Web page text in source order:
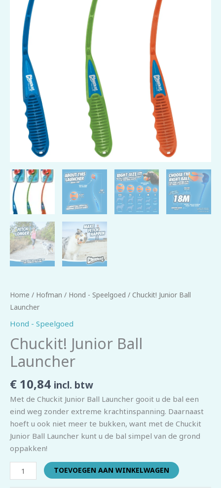
Home / Hofman / Hond - Speelgoed / Chuckit! Junior Ball
Launcher
Hond - Speelgoed
Chuckit! Junior Ball
Launcher
€ 10,84 incl. btw
Met de Chuckit Junior Ball Launcher gooit u de bal een
eind weg zonder extreme krachtinspanning. Daarnaast
hoeft u ook niet meer te bukken, want met de Chuckit
Junior Ball Launcher kunt u de bal simpel van de grond
oppakken!
TOEVOEGEN AAN WINKELWAGEN